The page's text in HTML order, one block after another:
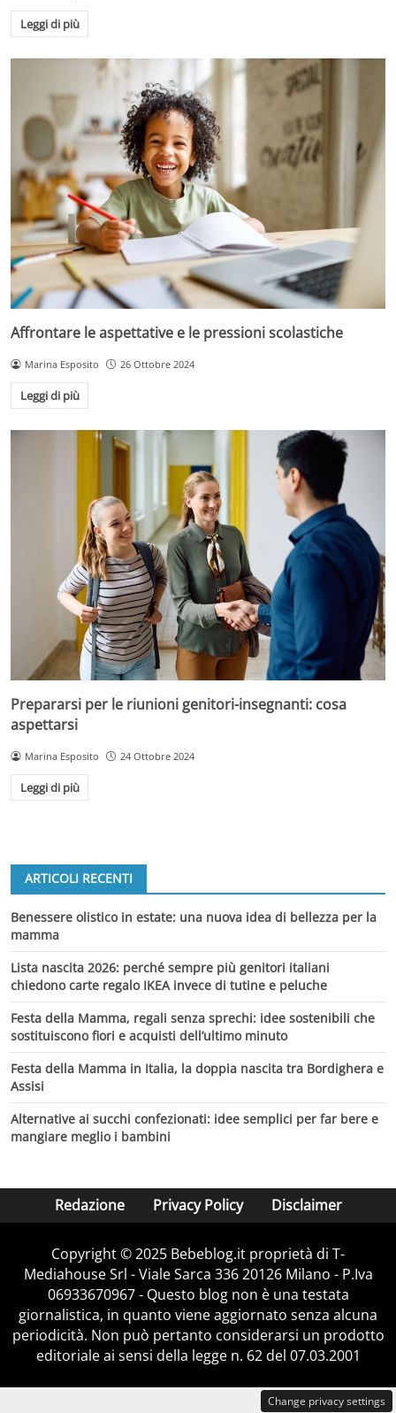
Leggi di più
Affrontare le aspettative e le pressioni scolastiche
Marina Esposito 26 Ottobre 2024
Leggi di più
Prepararsi per le riunioni genitori-insegnanti: cosa
aspettarsi
Marina Esposito 24 Ottobre 2024
Leggi di più
ARTICOLI RECENTI
Benessere olistico in estate: una nuova idea di bellezza per la
mamma
Lista nascita 2026: perché sempre più genitori italiani
chiedono carte regalo IKEA invece di tutine e peluche
Festa della Mamma, regali senza sprechi: idee sostenibili che
sostituiscono fiori e acquisti dell’ultimo minuto
Festa della Mamma in Italia, la doppia nascita tra Bordighera e
Assisi
Alternative ai succhi confezionati: idee semplici per far bere e
mangiare meglio i bambini
Redazione Privacy Policy Disclaimer
Copyright © 2025 Bebeblog.it proprietà di T-
Mediahouse Srl - Viale Sarca 336 20126 Milano - P.Iva
06933670967 - Questo blog non è una testata
giornalistica, in quanto viene aggiornato senza alcuna
periodicità. Non può pertanto considerarsi un prodotto
editoriale ai sensi della legge n. 62 del 07.03.2001
Change privacy settings